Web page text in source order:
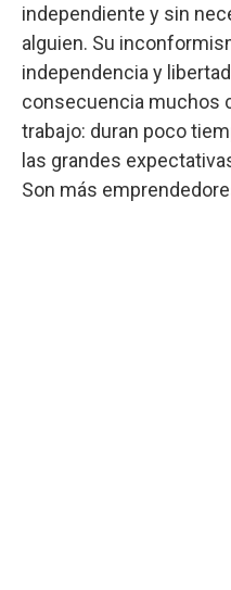
independiente y sin
alguien. Su
independencia y
consecuencia muchos
trabajo: duran poco
las grandes
Son más